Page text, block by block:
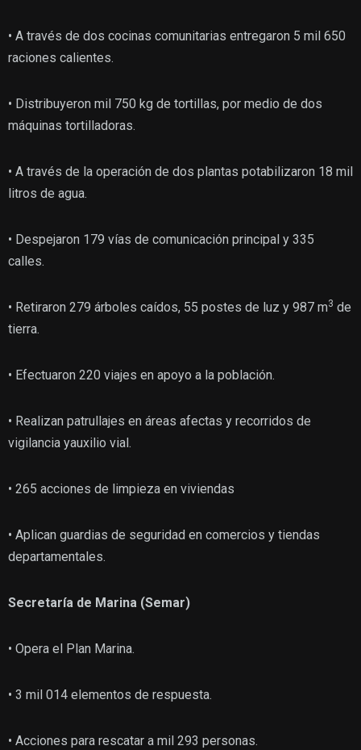
• A través de dos cocinas comunitarias entregaron 5 mil 650
raciones calientes.
• Distribuyeron mil 750 kg de tortillas, por medio de dos
máquinas tortilladoras.
• A través de la operación de dos plantas potabilizaron 18 mil
litros de agua.
• Despejaron 179 vías de comunicación principal y 335
calles.
• Retiraron 279 árboles caídos, 55 postes de luz y 987 m3 de
tierra.
• Efectuaron 220 viajes en apoyo a la población.
• Realizan patrullajes en áreas afectas y recorridos de
vigilancia yauxilio vial.
• 265 acciones de limpieza en viviendas
• Aplican guardias de seguridad en comercios y tiendas
departamentales.
Secretaría de Marina (Semar)
• Opera el Plan Marina.
• 3 mil 014 elementos de respuesta.
• Acciones para rescatar a mil 293 personas.